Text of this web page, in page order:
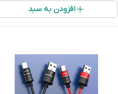
افزودن به سبد